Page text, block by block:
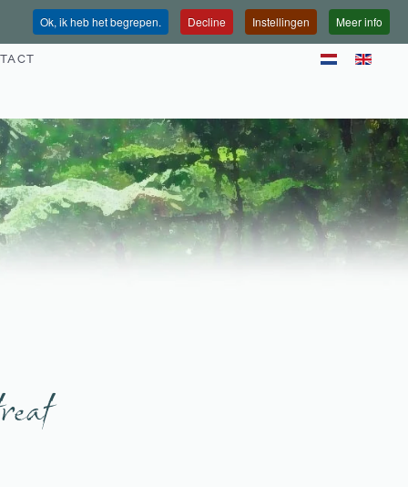
Ok, ik heb het begrepen. Decline Instellingen Meer info